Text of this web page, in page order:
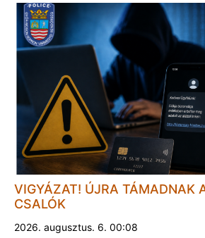
VIGYÁZAT! ÚJRA TÁMADNAK
CSALÓK
2026. augusztus. 6. 00:08